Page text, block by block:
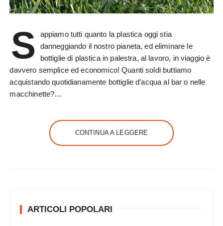
S
appiamo tutti quanto la plastica oggi stia
danneggiando il nostro pianeta, ed eliminare le
bottiglie di plastica in palestra, al lavoro, in viaggio è
davvero semplice ed economico! Quanti soldi buttiamo
acquistando quotidianamente bottiglie d’acqua al bar o nelle
macchinette?…
CONTINUA A LEGGERE
ARTICOLI POPOLARI